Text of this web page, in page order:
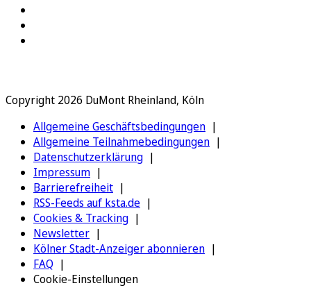
Copyright 2026 DuMont Rheinland, Köln
Allgemeine Geschäftsbedingungen
Allgemeine Teilnahmebedingungen
Datenschutzerklärung
Impressum
Barrierefreiheit
RSS-Feeds auf ksta.de
Cookies & Tracking
Newsletter
Kölner Stadt-Anzeiger abonnieren
FAQ
Cookie-Einstellungen